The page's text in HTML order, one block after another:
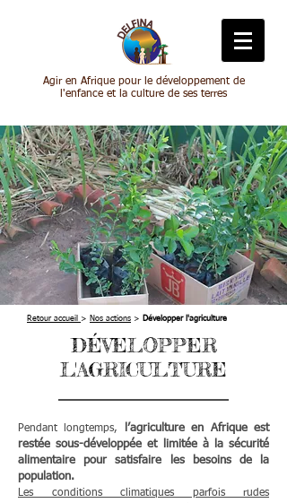
Agir en Afrique pour le développement de
l'enfance et la culture de ses terres
Retour accueil > Nos actions > Développer l'agriculture
DÉVELOPPER
L'AGRICULTURE
Pendant longtemps,
l’agriculture en Afrique est
restée sous-développée et limitée à la sécurité
alimentaire pour satisfaire les besoins de la
population.
Les conditions climatiques parfois rudes